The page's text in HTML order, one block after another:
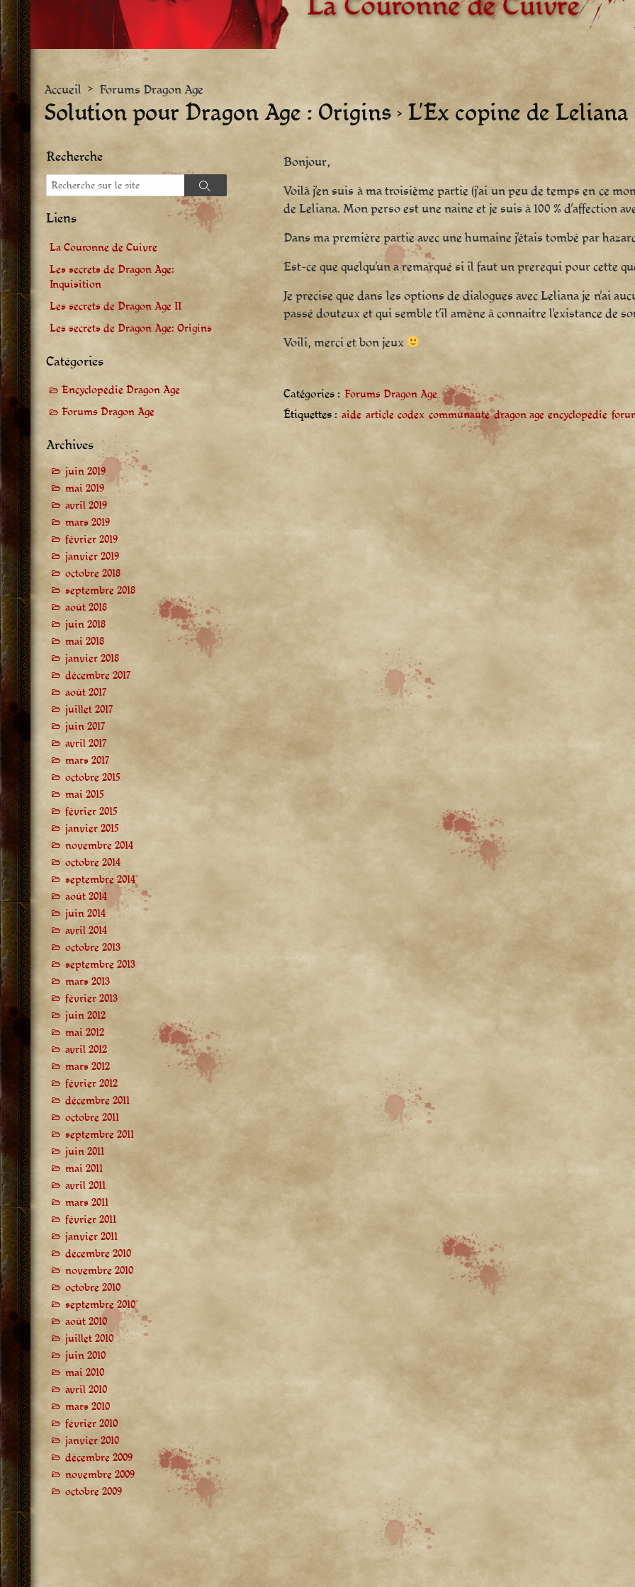
Accueil >Forums Dragon Age
Solution pour Dragon Age : Origins › L’Ex copine de Leliana
Bonjour,
Voilà j’en suis à ma troisième partie (j’ai un peu de temps en ce
de Leliana. Mon perso est une naine et je suis à 100 % d’affection
Dans ma première partie avec une humaine j’étais tombé par
Est-ce que quelqu’un a remarqué si il faut un prerequi pour cette
Je precise que dans les options de dialogues avec Leliana je n’ai
passé douteux et qui semble t’il amène à connaitre l’existance de
Voili, merci et bon jeux
Catégories : Forums Dragon Age
Étiquettes : aide article codex communauté dragon age encyclopédie
Recherche
Recherche
Recherche
Liens
La Couronne de Cuivre
Les secrets de Dragon Age:
Inquisition
Les secrets de Dragon Age II
Les secrets de Dragon Age: Origins
Catégories
Encyclopédie Dragon Age
Forums Dragon Age
Archives
juin 2019
mai 2019
avril 2019
mars 2019
février 2019
janvier 2019
octobre 2018
septembre 2018
août 2018
juin 2018
mai 2018
janvier 2018
décembre 2017
août 2017
juillet 2017
juin 2017
avril 2017
mars 2017
octobre 2015
mai 2015
février 2015
janvier 2015
novembre 2014
octobre 2014
septembre 2014
août 2014
juin 2014
avril 2014
octobre 2013
septembre 2013
mars 2013
février 2013
juin 2012
mai 2012
avril 2012
mars 2012
février 2012
décembre 2011
octobre 2011
septembre 2011
juin 2011
mai 2011
avril 2011
mars 2011
février 2011
janvier 2011
décembre 2010
novembre 2010
octobre 2010
septembre 2010
août 2010
juillet 2010
juin 2010
mai 2010
avril 2010
mars 2010
février 2010
janvier 2010
décembre 2009
novembre 2009
octobre 2009